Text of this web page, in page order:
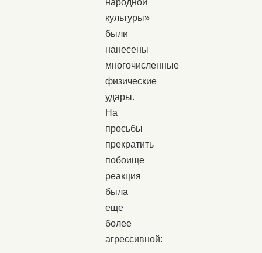
культуры»
были
нанесены
многочисленные
физические
удары.
На
просьбы
прекратить
побоище
реакция
была
еще
более
агрессивной: